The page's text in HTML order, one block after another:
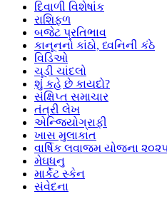
દિવાળી વિશેષાંક
રાશિફળ
બજેટ પ્રતિભાવ
કાનૂનનો કાંઠો, ધ્વનિની કંઠે
વિડિઓ
ચૂડી ચાંદલો
શું કહે છે કાયદો?
સંક્ષિપ્ત સમાચાર
તંત્રી લેખ
એન્જિયોગ્રાફી
ખાસ મુલાકાત
વાર્ષિક લવાજમ યોજના
મેઘધનુ
માર્કેટ સ્કેન
સંવેદના